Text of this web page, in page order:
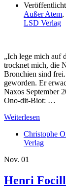
Außer Atem,
LSD Verlag
„Ich lege mich auf
trocknet mich, die
Bronchien sind
geworden. Er
Naxos
Ono-dit-Biot: …
Weiterlesen
Christophe
Verlag
Nov. 01
Henri